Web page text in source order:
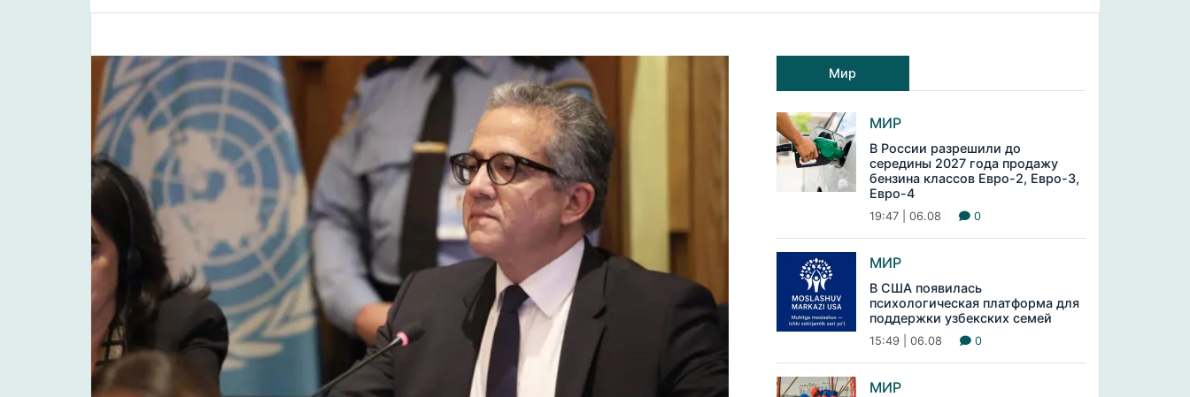
Мир
МИР
В России разрешили до
середины 2027 года продажу
бензина классов Евро-2, Евро-3,
Евро-4
19:47 | 06.08 0
МИР
В США появилась
психологическая платформа для
поддержки узбекских семей
15:49 | 06.08 0
МИР